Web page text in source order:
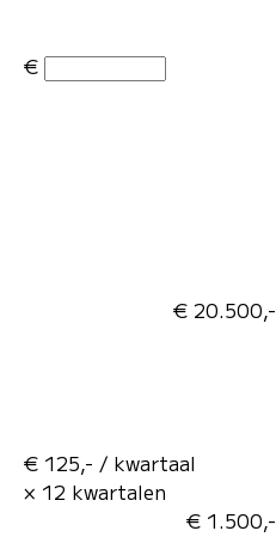
€
€ 20.500,-
€ 125,- / kwartaal
× 12 kwartalen
€ 1.500,-